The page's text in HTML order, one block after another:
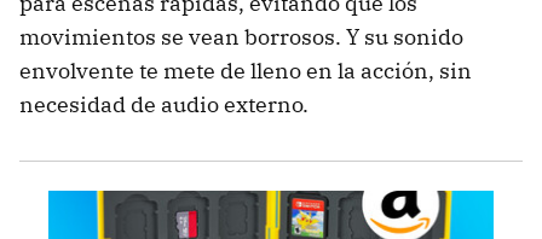
movimientos se vean borrosos. Y su sonido
envolvente te mete de lleno en la acción, sin
necesidad de audio externo.